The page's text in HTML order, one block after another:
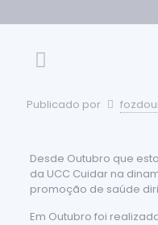
Publicado por
Desde Outubro que
da UCC Cuidar na
promoção de saúde
Em Outubro foi